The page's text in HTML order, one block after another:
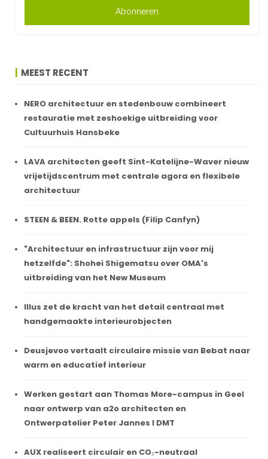
Abonneren
MEEST RECENT
NERO architectuur en stedenbouw combineert
restauratie met zeshoekige uitbreiding voor
Cultuurhuis Hansbeke
LAVA architecten geeft Sint-Katelijne-Waver nieuw
vrijetijdscentrum met centrale agora en flexibele
architectuur
STEEN & BEEN. Rotte appels (Filip Canfyn)
"Architectuur en infrastructuur zijn voor mij
hetzelfde": Shohei Shigematsu over OMA's
uitbreiding van het New Museum
Illus zet de kracht van het detail centraal met
handgemaakte interieurobjecten
Deusjevoo vertaalt circulaire missie van Bebat naar
warm en educatief interieur
Werken gestart aan Thomas More-campus in Geel
naar ontwerp van a2o architecten en
Ontwerpatelier Peter Jannes I DMT
AUX realiseert circulair en CO₂-neutraal